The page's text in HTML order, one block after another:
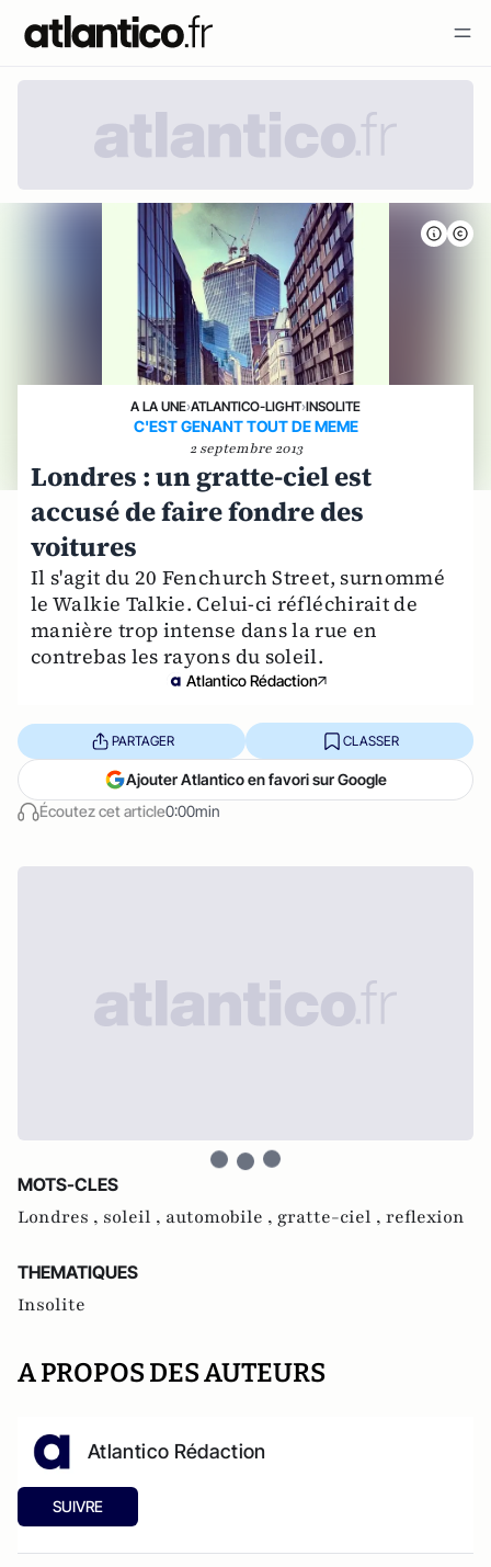
A LA UNE›ATLANTICO-LIGHT›INSOLITE
C'EST GENANT TOUT DE MEME
2 septembre 2013
Londres : un gratte-ciel est
accusé de faire fondre des
voitures
Il s'agit du 20 Fenchurch Street, surnommé
le Walkie Talkie. Celui-ci réfléchirait de
manière trop intense dans la rue en
contrebas les rayons du soleil.
Atlantico Rédaction
Écoutez cet article0:00min
PARTAGER CLASSER
Ajouter Atlantico en favori sur Google
MOTS-CLES
Londres , soleil , automobile , gratte-ciel , reflexion
THEMATIQUES
Insolite
A PROPOS DES AUTEURS
Atlantico Rédaction
SUIVRE